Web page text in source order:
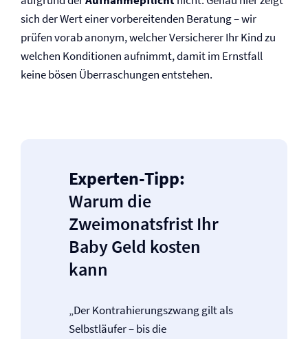
sich der Wert einer vorbereitenden Beratung – wir
prüfen vorab anonym, welcher Versicherer Ihr Kind zu
welchen Konditionen aufnimmt, damit im Ernstfall
keine bösen Überraschungen entstehen.
Experten-Tipp:
Warum die
Zweimonatsfrist Ihr
Baby Geld kosten
kann
„Der Kontrahierungszwang gilt als
Selbstläufer – bis die